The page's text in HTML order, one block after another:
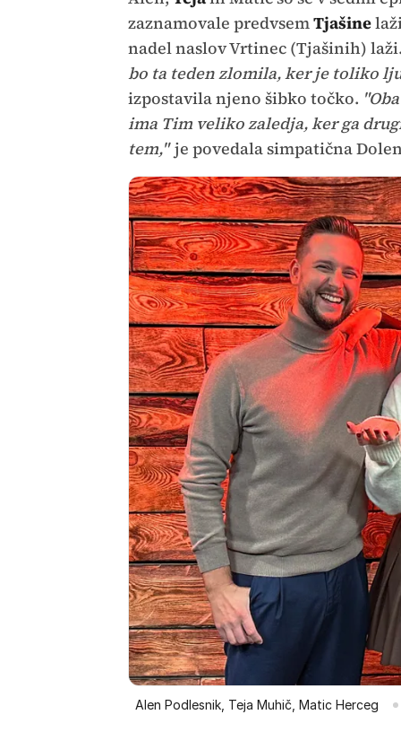
zaznamovale predvsemTjašine
nadel naslov Vrtinec (Tjašinih) laži.
bo ta teden zlomila, ker je toliko
izpostavila njeno šibko točko.
ima Tim veliko zaledja, ker ga
tem,"je povedala simpatična
Alen Podlesnik, Teja Muhič, Matic Herceg